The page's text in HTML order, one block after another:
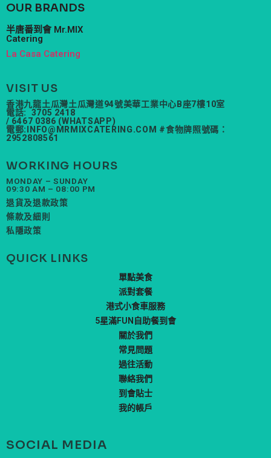
OUR BRANDS
半唐番到會 Mr.MIX
Catering
La Casa Catering
VISIT US
香港九龍土瓜灣土瓜灣道94號美華工業中心B座7樓10室
電話: 3705 2418
/ 6467 0386 (WHATSAPP)
電郵:
INFO@MRMIXCATERING.COM #食物牌照號碼：
2952808561
WORKING HOURS
MONDAY – SUNDAY
09:30 AM – 08:00 PM
退貨及退款政策
條款及細則
私隱政策
QUICK LINKS
單點美食
派對套餐
港式小食車服務
5星滿FUN自助餐到會
關於我們
常見問題
過往活動
聯絡我們
到會貼士
我的帳戶
SOCIAL MEDIA